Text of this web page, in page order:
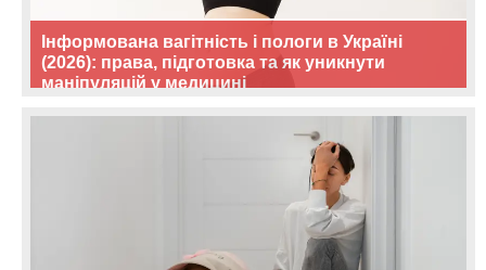
Інформована вагітність і пологи в Україні
(2026): права, підготовка та як уникнути
маніпуляцій у медицині